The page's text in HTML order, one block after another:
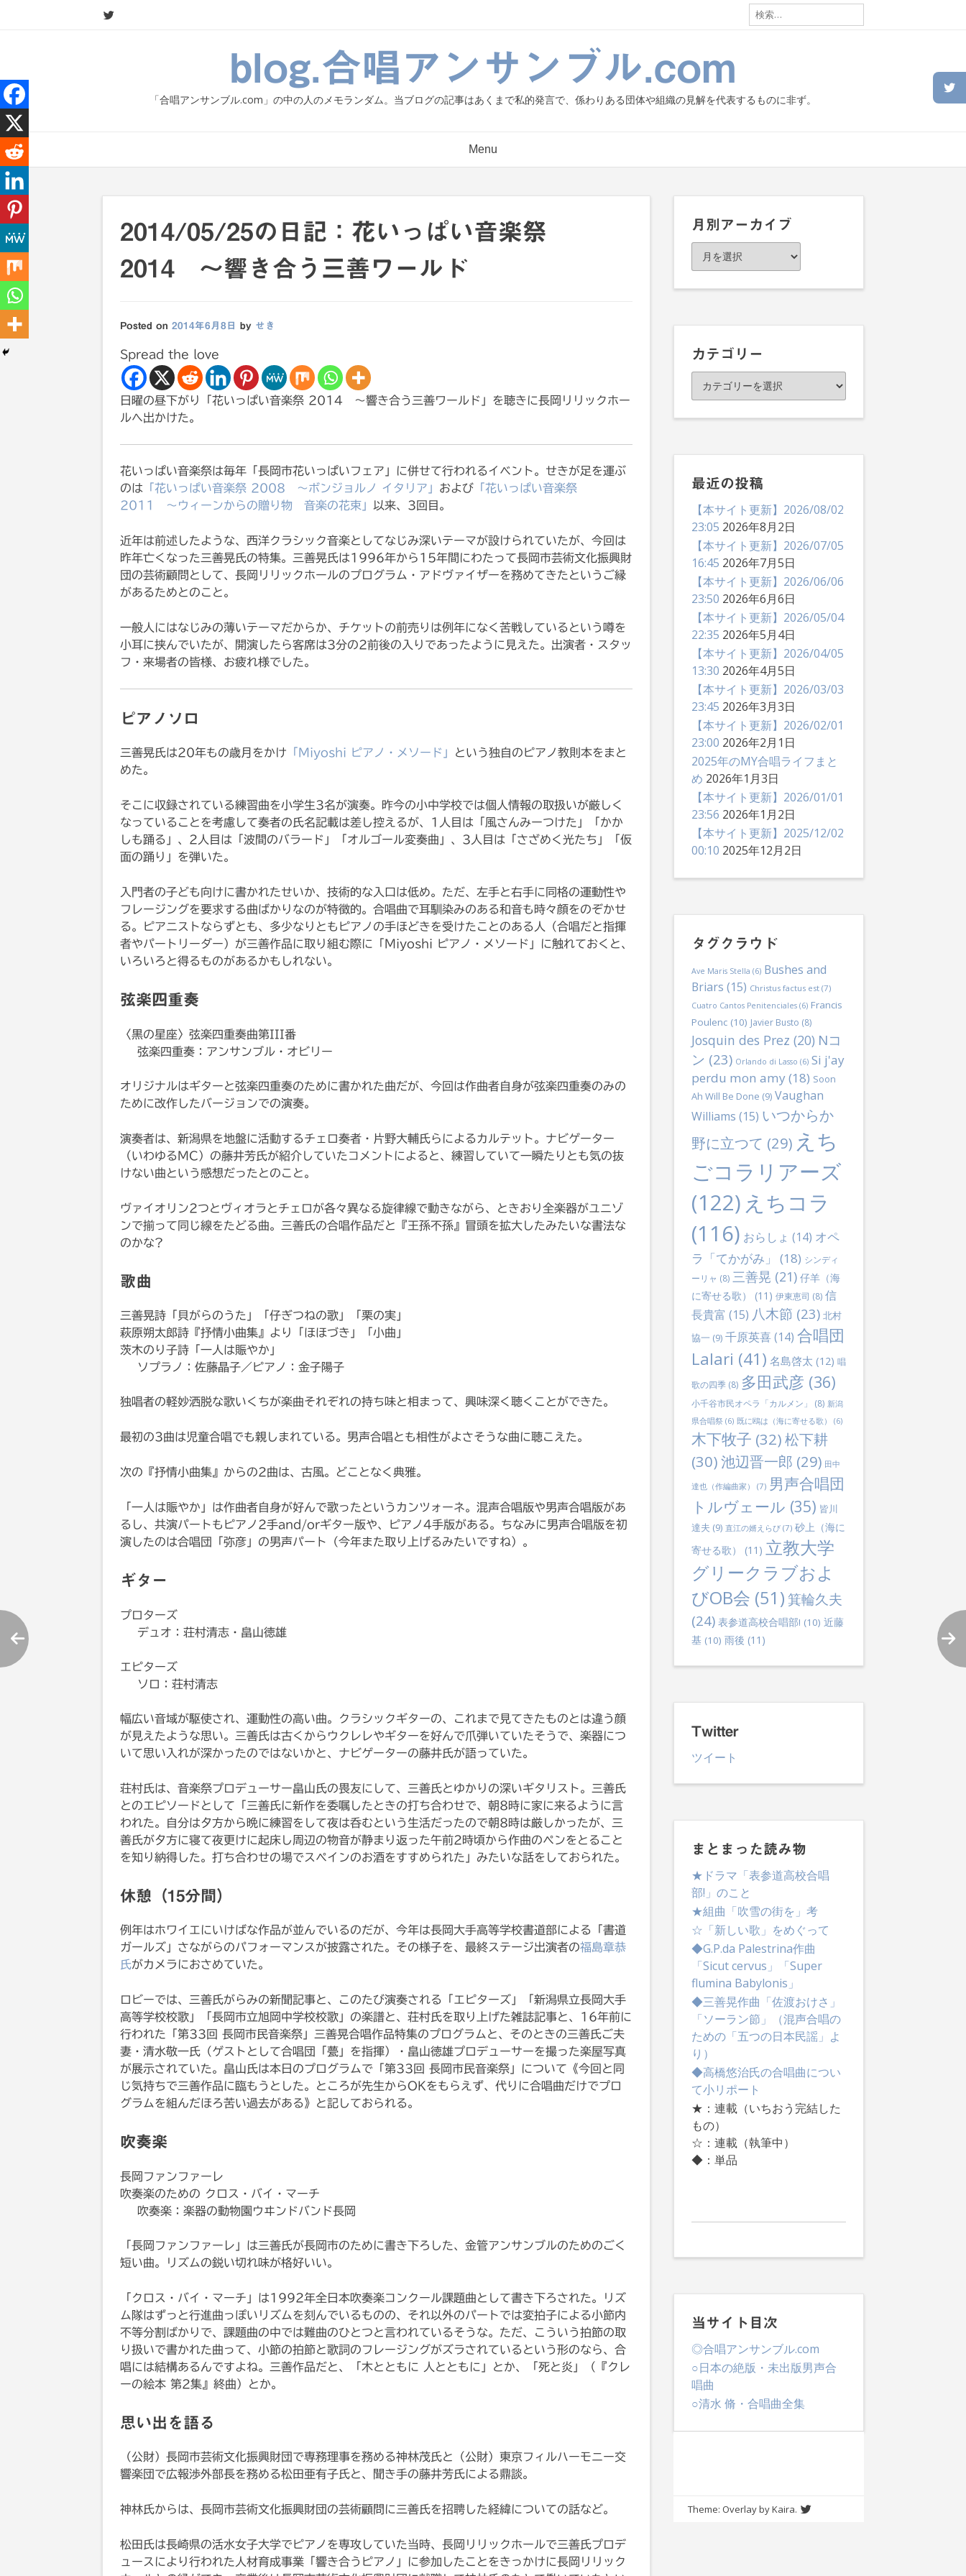
検
索:
blog.合唱アンサンブル.com
「合唱アンサンブル.com」の中の人のメモランダム。当ブログの記事はあくまで私的発言で、係わりある団体や組織の見解を代表するものに非ず。
Menu
2014/05/25の日記：花いっぱい音楽祭
2014 〜響き合う三善ワールド
Posted on 2014年6月8日 by せき
Spread the love
日曜の昼下がり「花いっぱい音楽祭 2014 〜響き合う三善ワールド」を聴きに長岡リリックホー
ルへ出かけた。
花いっぱい音楽祭は毎年「長岡市花いっぱいフェア」に併せて行われるイベント。せきが足を運ぶ
のは 「花いっぱい音楽祭 2008 〜ボンジョルノ イタリア」 および 「花いっぱい音楽祭
2011 〜ウィーンからの贈り物 音楽の花束」
以来、3回目。
近年は前述したような、西洋クラシック音楽としてなじみ深いテーマが設けられていたが、今回は
昨年亡くなった三善晃氏の特集。三善晃氏は1996年から15年間にわたって長岡市芸術文化振興財
団の芸術顧問として、長岡リリックホールのプログラム・アドヴァイザーを務めてきたというご縁
があるためとのこと。
一般人にはなじみの薄いテーマだからか、チケットの前売りは例年になく苦戦しているという噂を
小耳に挟んでいたが、開演したら客席は3分の2前後の入りであったように見えた。出演者・スタッ
フ・来場者の皆様、お疲れ様でした。
ピアノソロ
三善晃氏は20年もの歳月をかけ 「Miyoshi ピアノ・メソード」
という独自のピアノ教則本をまと
めた。
そこに収録されている練習曲を小学生3名が演奏。昨今の小中学校では個人情報の取扱いが厳しく
なっていることを考慮して奏者の氏名記載は差し控えるが、1人目は「風さんみーつけた」「かか
しも踊る」、2人目は「波間のバラード」「オルゴール変奏曲」、3人目は「さざめく光たち」「仮
面の踊り」を弾いた。
入門者の子ども向けに書かれたせいか、技術的な入口は低め。ただ、左手と右手に同格の運動性や
フレージングを要求する曲ばかりなのが特徴的。合唱曲で耳馴染みのある和音も時々顔をのぞかせ
る。ピアニストならずとも、多少なりともピアノの手ほどきを受けたことのある人（合唱だと指揮
者やパートリーダー）が三善作品に取り組む際に「Miyoshi ピアノ・メソード」に触れておくと、
いろいろと得るものがあるかもしれない。
弦楽四重奏
〈黒の星座〉弦楽四重奏曲第III番
弦楽四重奏：アンサンブル・オビリー
オリジナルはギターと弦楽四重奏のために書かれた曲だが、今回は作曲者自身が弦楽四重奏のみの
ために改作したバージョンでの演奏。
演奏者は、新潟県を地盤に活動するチェロ奏者・片野大輔氏らによるカルテット。ナビゲーター
（いわゆるMC）の藤井芳氏が紹介していたコメントによると、練習していて一瞬たりとも気の抜
けない曲という感想だったとのこと。
ヴァイオリン2つとヴィオラとチェロが各々異なる旋律線で動きながら、ときおり全楽器がユニゾ
ンで揃って同じ線をたどる曲。三善氏の合唱作品だと『王孫不孫』冒頭を拡大したみたいな書法な
のかな?
歌曲
三善晃詩「貝がらのうた」「仔ぎつねの歌」「栗の実」
萩原朔太郎詩『抒情小曲集』より「ほほづき」「小曲」
茨木のり子詩「一人は賑やか」
ソプラノ：佐藤晶子／ピアノ：金子陽子
独唱者の軽妙洒脱な歌いくちが楽曲それぞれの持ち味と相まって、興味深く聴くことができた。
最初の3曲は児童合唱でも親しまれている。男声合唱とも相性がよさそうな曲に聴こえた。
次の『抒情小曲集』からの2曲は、古風。どことなく典雅。
「一人は賑やか」は作曲者自身が好んで歌ったというカンツォーネ。混声合唱版や男声合唱版があ
るし、共演パートもピアノ2手and/orギター版や、ピアノ4手版がある。ちなみに男声合唱版を初
演したのは合唱団「弥彦」の男声パート（今年また取り上げるみたいですね）。
ギター
プロターズ
デュオ：荘村清志・畠山徳雄
エピターズ
ソロ：荘村清志
幅広い音域が駆使され、運動性の高い曲。クラシックギターの、これまで見てきたものとは違う顔
が見えたような思い。三善氏は古くからウクレレやギターを好んで爪弾いていたそうで、楽器につ
いて思い入れが深かったのではないかと、ナビゲーターの藤井氏が語っていた。
荘村氏は、音楽祭プロデューサー畠山氏の畏友にして、三善氏とゆかりの深いギタリスト。三善氏
とのエピソードとして「三善氏に新作を委嘱したときの打ち合わせで、朝8時に家に来るように言
われた。自分は夕方から晩に練習をして夜は呑むという生活だったので朝8時は厳しかったが、三
善氏が夕方に寝て夜更けに起床し周辺の物音が静まり返った午前2時頃から作曲のペンをとること
を知り納得した。打ち合わせの場でスペインのお酒をすすめられた」みたいな話をしておられた。
休憩（15分間）
例年はホワイエにいけばな作品が並んでいるのだが、今年は長岡大手高等学校書道部による「書道
ガールズ」さながらのパフォーマンスが披露された。その様子を、最終ステージ出演者の福島章恭
氏がカメラにおさめていた。
ロビーでは、三善氏がらみの新聞記事と、このたび演奏される「エピターズ」「新潟県立長岡大手
高等学校校歌」「長岡市立旭岡中学校校歌」の楽譜と、荘村氏を取り上げた雑誌記事と、16年前に
行われた「第33回 長岡市民音楽祭」三善晃合唱作品特集のプログラムと、そのときの三善氏ご夫
妻・清水敬一氏（ゲストとして合唱団「甍」を指揮）・畠山徳雄プロデューサーを撮った楽屋写真
が展示されていた。畠山氏は本日のプログラムで「第33回 長岡市民音楽祭」について《今回と同
じ気持ちで三善作品に臨もうとした。ところが先生からOKをもらえず、代りに合唱曲だけでプロ
グラムを組んだほろ苦い過去がある》と記しておられる。
吹奏楽
長岡ファンファーレ
吹奏楽のための クロス・バイ・マーチ
吹奏楽：楽器の動物園ウヰンドバンド長岡
「長岡ファンファーレ」は三善氏が長岡市のために書き下ろした、金管アンサンブルのためのごく
短い曲。リズムの鋭い切れ味が格好いい。
「クロス・バイ・マーチ」は1992年全日本吹奏楽コンクール課題曲として書き下ろされた。リズ
ム隊はずっと行進曲っぽいリズムを刻んでいるものの、それ以外のパートでは変拍子による小節内
不等分割ばかりで、課題曲の中では難曲のひとつと言われているそうな。ただ、こういう拍節の取
り扱いで書かれた曲って、小節の拍節と歌詞のフレージングがズラされているという形のなら、合
唱には結構あるんですよね。三善作品だと、「木とともに 人とともに」とか、「死と炎」（『クレ
ーの絵本 第2集』終曲）とか。
思い出を語る
（公財）長岡市芸術文化振興財団で専務理事を務める神林茂氏と（公財）東京フィルハーモニー交
響楽団で広報渉外部長を務める松田亜有子氏と、聞き手の藤井芳氏による鼎談。
神林氏からは、長岡市芸術文化振興財団の芸術顧問に三善氏を招聘した経緯についての話など。
松田氏は長崎県の活水女子大学でピアノを専攻していた当時、長岡リリックホールで三善氏プロデ
ュースにより行われた人材育成事業「響き合うピアノ」に参加したことをきっかけに長岡リリック
月別アーカイブ
別
ア
ブ
カテゴリー
テ
ゴ
最近の投稿
【本サイト更新】2026/08/02
23:05 2026年8月2日
【本サイト更新】2026/07/05
16:45 2026年7月5日
【本サイト更新】2026/06/06
23:50 2026年6月6日
【本サイト更新】2026/05/04
22:35 2026年5月4日
【本サイト更新】2026/04/05
13:30 2026年4月5日
【本サイト更新】2026/03/03
23:45 2026年3月3日
【本サイト更新】2026/02/01
23:00 2026年2月1日
2025年のMY合唱ライフまと
め 2026年1月3日
【本サイト更新】2026/01/01
23:56 2026年1月2日
【本サイト更新】2025/12/02
00:10 2025年12月2日
タグクラウド
Ave Maris Stella (6) Bushes and
Briars (15) Christus factus est(7)
Cuatro Cantos Penitenciales(6) Francis
Poulenc(10) Javier Busto (8)
Josquin des Prez (20) Nコ
ン (23) Orlando di Lasso (6) Si j'ay
perdu mon amy(18) Soon
Ah Will Be Done (9) Vaughan
Williams (15) いつからか
野に立つて (29) えち
ごコラリアーズ
(122) えちコラ
(116) おらしょ (14) オペ
ラ「てかがみ」
(18) シンディ
ーリャ (8) 三善晃 (21) 仔羊（海
に寄せる歌）
(11) 伊東恵司 (8) 信
長貴富 (15) 八木節 (23) 北村
協一 (9) 千原英喜(14) 合唱団
Lalari (41) 名島啓太 (12) 唱
歌の四季(8) 多田武彦 (36)
小千谷市民オペラ「カルメン」 (8) 新潟
県合唱祭(6) 既に鴎は（海に寄せる歌） (6)
木下牧子 (32)松下耕
(30)池辺晋一郎 (29) 田中
達也（作編曲家） (7) 男声合唱団
トルヴェール (35) 皆川
達夫 (9) 直江の婿えらび(7) 砂上（海に
寄せる歌）
(11) 立教大学
グリークラブおよ
びOB会 (51) 箕輪久夫
(24) 表参道高校合唱部! (10) 近藤
基 (10) 雨後 (11)
Twitter
ツイート
まとまった読み物
★ドラマ「表参道高校合唱
部!」のこと
★組曲「吹雪の街を」考
☆「新しい歌」をめぐって
◆G.P.da Palestrina作曲
「Sicut cervus」「Super
flumina Babylonis」
◆三善晃作曲「佐渡おけさ」
「ソーラン節」（混声合唱の
ための「五つの日本民謡」よ
り）
◆高橋悠治氏の合唱曲につい
て小リポート
★：連載（いちおう完結した
もの）
☆：連載（執筆中）
◆：単品
当サイト目次
◎合唱アンサンブル.com
○日本の絶版・未出版男声合
唱曲
○清水 脩・合唱曲全集
Theme: Overlay byKaira.